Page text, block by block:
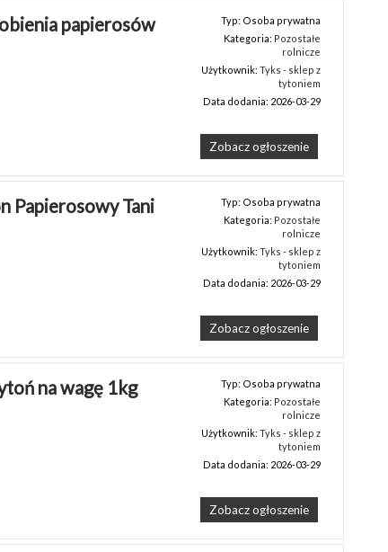
papierosów
Typ: Osoba prywatna
Kategoria: Pozostałe
rolnicze
Użytkownik:Tyks - sklep z
tytoniem
Data dodania: 2026-03-29
Zobacz ogłoszenie
Papierosowy Tani
Typ: Osoba prywatna
Kategoria: Pozostałe
rolnicze
Użytkownik:Tyks - sklep z
tytoniem
Data dodania: 2026-03-29
Zobacz ogłoszenie
na wagę 1kg
Typ: Osoba prywatna
Kategoria: Pozostałe
rolnicze
Użytkownik:Tyks - sklep z
tytoniem
Data dodania: 2026-03-29
Zobacz ogłoszenie